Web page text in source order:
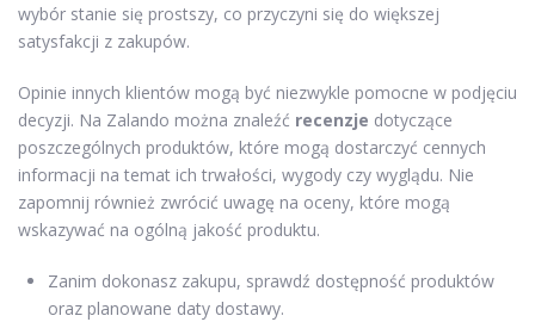
wybór stanie się prostszy, co przyczyni się do większej
satysfakcji z zakupów.
Opinie innych klientów mogą być niezwykle pomocne w podjęciu
decyzji. Na Zalando można znaleźć recenzje dotyczące
poszczególnych produktów, które mogą dostarczyć cennych
informacji na temat ich trwałości, wygody czy wyglądu. Nie
zapomnij również zwrócić uwagę na oceny, które mogą
wskazywać na ogólną jakość produktu.
Zanim dokonasz zakupu, sprawdź dostępność produktów
oraz planowane daty dostawy.